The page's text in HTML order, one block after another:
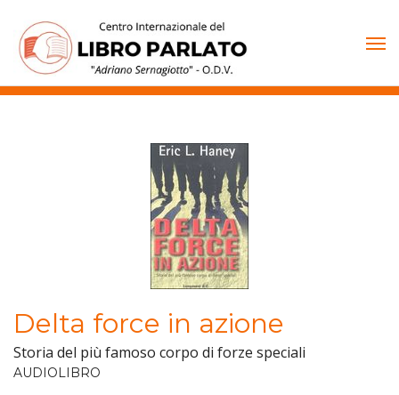
contenuto
Delta force in azione
Storia del più famoso corpo di forze speciali
AUDIOLIBRO